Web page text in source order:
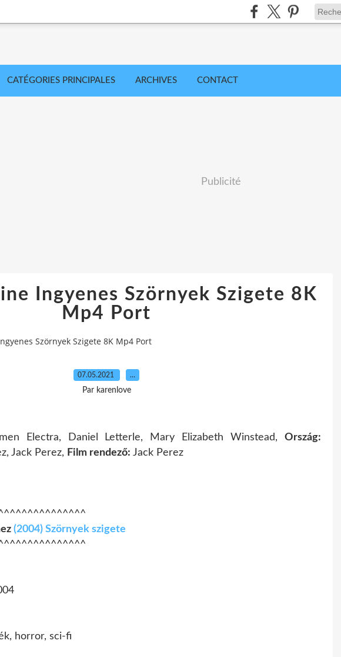
CATÉGORIES PRINCIPALES ARCHIVES CONTACT
Publicité
Ingyenes Szörnyek Szigete 8K
Mp4 Port
Szörnyek Szigete 8K Mp4 Port
07.05.2021 …
Par karenlove
Electra, Daniel Letterle, Mary Elizabeth Winstead,Ország:
Jack Perez, Film rendező: Jack Perez
(2004) Szörnyek szigete
horror, sci-fi